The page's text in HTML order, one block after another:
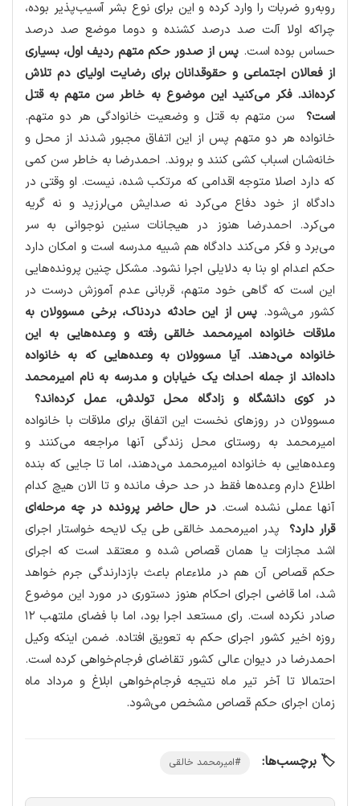
روبه‌رو ضربات را وارد كرده و این برای نوع بشر آسیب‌پذیر بوده،
چراكه اولا آلت صد درصد كشنده و دوما موضع صد درصد
حساس بوده است. پس از صدور حكم متهم ردیف اول، بسیاری
از فعالان اجتماعی و حقوقدانان برای رضایت اولیای دم تلاش
كرده‌اند. فكر می‌كنید این موضوع به خاطر سن متهم به قتل
است؟
سن متهم به قتل و وضعیت خانوادگی هر دو متهم.
خانواده هر دو متهم پس از این اتفاق مجبور شدند از محل و
خانه‌شان اسباب كشی كنند و بروند. احمدرضا به خاطر سن كمی
كه دارد اصلا متوجه اقدامی كه مرتكب شده، نیست. او وقتی در
دادگاه از خود دفاع می‌كرد نه صدایش می‌لرزید و نه گریه
می‌كرد. احمدرضا هنوز در هیجانات سنین نوجوانی به سر
می‌برد و فكر می‌كند دادگاه هم شبیه مدرسه است و امكان دارد
حكم اعدام او بنا به دلایلی اجرا نشود. مشكل چنین پرونده‌هایی
این است كه گاهی خود متهم، قربانی عدم آموزش درست در
كشور می‌شود. پس از این حادثه دردناك، برخی مسوولان به
ملاقات خانواده امیرمحمد خالقی رفته و وعده‌هایی به این
خانواده می‌دهند. آیا مسوولان به وعده‌هایی كه به خانواده
داده‌اند از جمله احداث یك خیابان و مدرسه به نام امیرمحمد
در كوی دانشگاه و زادگاه محل تولدش، عمل كرده‌اند؟
مسوولان در روزهای نخست این اتفاق برای ملاقات با خانواده
امیرمحمد به روستای محل زندگی آنها مراجعه می‌كنند و
وعده‌هایی به خانواده امیرمحمد می‌دهند، اما تا جایی كه بنده
اطلاع دارم وعده‌ها فقط در حد حرف مانده و تا الان هیچ كدام
آنها عملی نشده است. در حال حاضر پرونده در چه مرحله‌ای
قرار دارد؟ پدر امیرمحمد خالقی طی یك لایحه خواستار اجرای
اشد مجازات یا همان قصاص شده و معتقد است كه اجرای
حكم قصاص آن هم در ملاءعام باعث بازدارندگی جرم خواهد
شد، اما قاضی اجرای احكام هنوز دستوری در مورد این موضوع
صادر نكرده است. رای مستعد اجرا بود، اما با فضای ملتهب ۱۲
روزه اخیر كشور اجرای حكم به تعویق افتاده. ضمن اینكه وكیل
احمدرضا در دیوان عالی كشور تقاضای فرجام‌خواهی كرده است.
احتمالا تا آخر تیر ماه نتیجه فرجام‌خواهی ابلاغ و مرداد ماه
زمان اجرای حكم قصاص مشخص می‌شود.
🏷️ برچسب‌ها: #اميرمحمد خالقی